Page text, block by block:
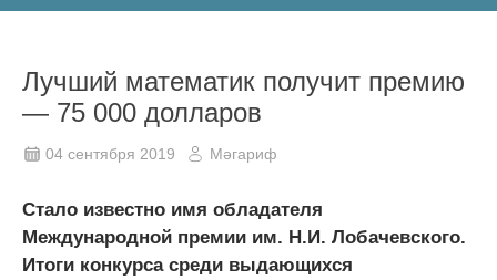
Лучший математик получит премию
— 75 000 долларов
04 сентября 2019 Мәгариф
Стало известно имя обладателя
Международной премии им. Н.И. Лобачевского.
Итоги конкурса среди выдающихся